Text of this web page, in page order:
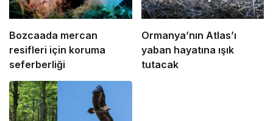
Bozcaada mercan
resifleri için koruma
seferberliği
Ormanya’nın Atlas’ı
yaban hayatına ışık
tutacak